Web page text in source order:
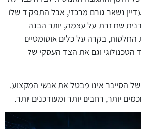
נשאר גורם מרכזי, אבל התפקיד שלו
שחוזרת על עצמה, יותר הבנה
בקרה על כלים אוטומטיים
הטכנולוגי וגם את הצד העסקי של
הסייבר אינו מבטל את אנשי המקצוע.
יותר, רחבים יותר ומעודכנים יותר.